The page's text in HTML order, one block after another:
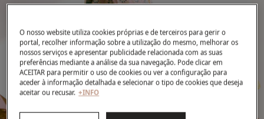
O nosso website utiliza cookies próprias e de terceiros para gerir o
portal, recolher informação sobre a utilização do mesmo, melhorar os
nossos serviços e apresentar publicidade relacionada com as suas
preferências mediante a análise da sua navegação. Pode clicar em
ACEITAR para permitir o uso de cookies ou ver a configuração para
aceder à informação detalhada e selecionar o tipo de cookies que deseja
aceitar ou recusar. +INFO